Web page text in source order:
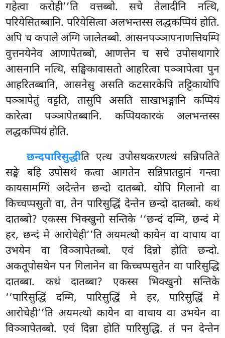
गहेत्वा करोही’’ति वत्तब्बो. सचे तेलादीनि नत्थि,
परियेसितब्बानि. परियेसित्वा अलभन्तस्स लद्धकप्पियं होति.
अपि च कपाले अग्गि जालेतब्बो. आसनपञ्ञापनाणत्तियम्पि
वुत्तनयेनेव आणापेतब्बो, आणत्तेन च सचे उपोसथागारे
आसनानि नत्थि, सङ्घिकावासतो आहरित्वा पञ्ञापेत्वा पुन
आहरितब्बानि, आसनेसु असति कटसारकेपि तट्टिकायोपि
पञ्ञापेतुं वट्टति, तासुपि असति साखाभङ्गानि कप्पियं
कारेत्वा पञ्ञापेतब्बानि. कप्पियकारकं अलभन्तस्स
लद्धकप्पियं होति.
छन्दपारिसुद्धीति एत्थ उपोसथकरणत्थं सन्निपतिते
सङ्घे बहि उपोसथं कत्वा आगतेन सन्निपातट्ठानं गन्त्वा
कायसामग्गिं अदेन्तेन छन्दो दातब्बो. योपि गिलानो वा
किच्चप्पसुतो वा, तेन पारिसुद्धिं देन्तेन छन्दो दातब्बो. कथं
दातब्बो? एकस्स भिक्खुनो सन्तिके ‘‘छन्दं दम्मि, छन्दं मे
हर, छन्दं मे आरोचेही’’ति अयमत्थो कायेन वा वाचाय वा
उभयेन वा विञ्ञापेतब्बो. एवं दिन्नो होति छन्दो.
अकतूपोसथेन पन गिलानेन वा किच्चप्पसुतेन वा पारिसुद्धि
दातब्बा. कथं दातब्बा? एकस्स भिक्खुनो सन्तिके
‘‘पारिसुद्धिं दम्मि, पारिसुद्धिं मे हर, पारिसुद्धिं मे
आरोचेही’’ति अयमत्थो कायेन वा वाचाय वा उभयेन वा
विञ्ञापेतब्बो. एवं दिन्ना होति पारिसुद्धि. तं पन देन्तेन